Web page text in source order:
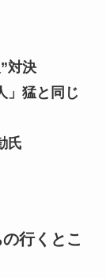
対決
」猛と同じ
氏
行くとこ